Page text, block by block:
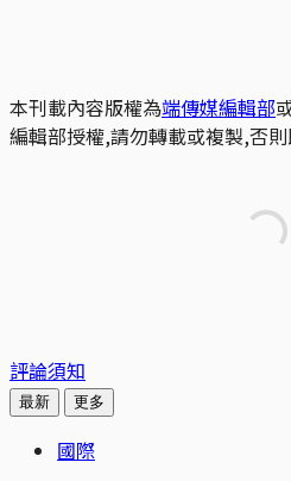
本刊載內容版權為端傳媒編輯部
編輯部授權,請勿轉載或複製,否則
評論須知
最新 更多
國際